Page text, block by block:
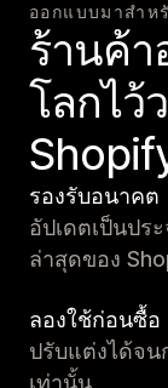
ออกแบบมาสำห
ร้านค้
โลกไว้
รองรับอนาคต
อัปเดตเป็นปร
ล่าสุดของ
ลองใช้ก่อนซื้อ
ปรับแต่งได้จน
เท่านั้น